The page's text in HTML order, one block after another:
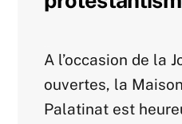
A l’occasion de la
ouvertes, la
Palatinat est